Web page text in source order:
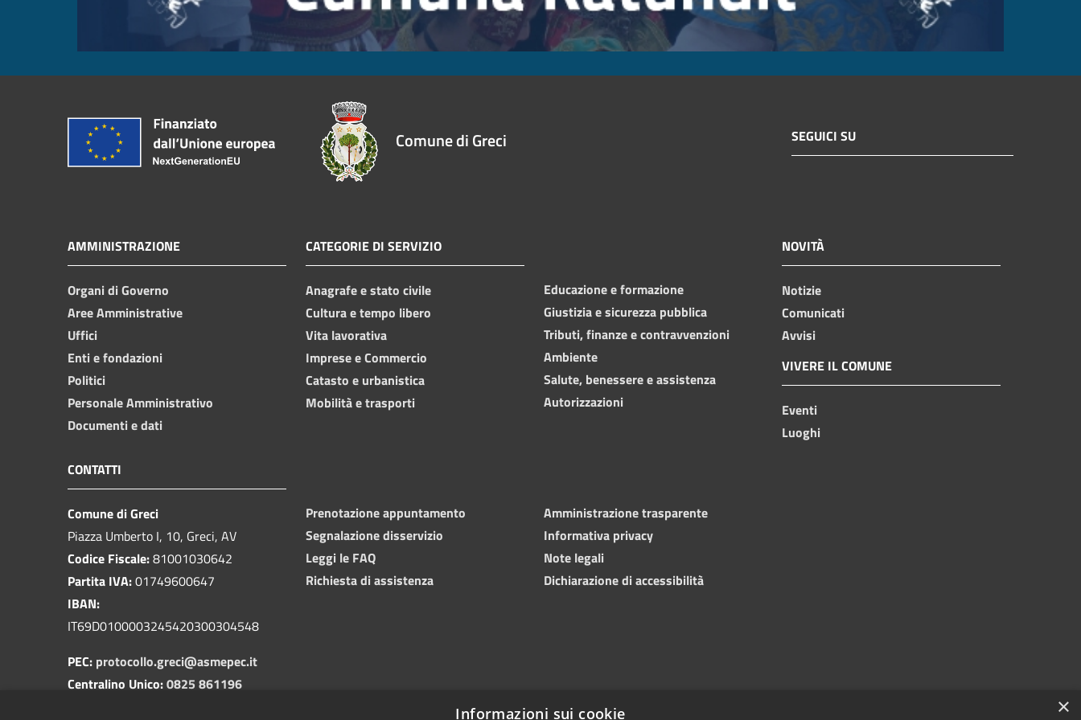
Comune di Greci SEGUICI SU
AMMINISTRAZIONE
Organi di Governo
Aree Amministrative
Uffici
Enti e fondazioni
Politici
Personale Amministrativo
Documenti e dati
CATEGORIE DI SERVIZIO
Anagrafe e stato civile
Cultura e tempo libero
Vita lavorativa
Imprese e Commercio
Catasto e urbanistica
Mobilità e trasporti
Educazione e formazione
Giustizia e sicurezza pubblica
Tributi, finanze e contravvenzioni
Ambiente
Salute, benessere e assistenza
Autorizzazioni
NOVITÀ
Notizie
Comunicati
Avvisi
VIVERE IL COMUNE
Eventi
Luoghi
CONTATTI
Comune di Greci
Piazza Umberto I, 10, Greci, AV
Codice Fiscale:81001030642
Partita IVA:01749600647
IBAN:
IT69D0100003245420300304548
PEC: protocollo.greci@asmepec.it
Centralino Unico:0825 861196
Prenotazione appuntamento
Segnalazione disservizio
Leggi le FAQ
Richiesta di assistenza
Amministrazione trasparente
Informativa privacy
Note legali
Dichiarazione di accessibilità
×
Informazioni sui cookie